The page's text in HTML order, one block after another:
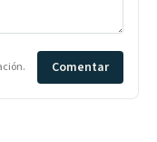
Comentar